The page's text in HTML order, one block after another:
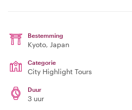
Bestemming
Kyoto, Japan
Categorie
City Highlight Tours
Duur
3 uur